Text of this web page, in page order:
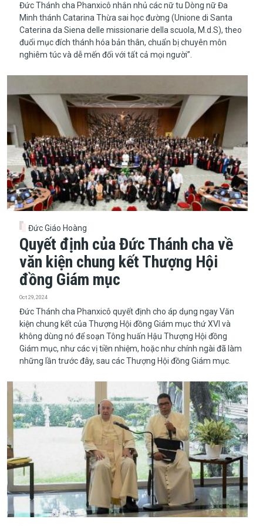
Đức Thánh cha Phanxicô nhắn nhủ các nữ tu Dòng nữ Đa
Minh thánh Catarina Thừa sai học đường (Unione di Santa
Caterina da Siena delle missionarie della scuola, M.d.S), theo
đuổi mục đích thánh hóa bản thân, chuẩn bị chuyên môn
nghiêm túc và dễ mến đối với tất cả mọi người”.
Đức Giáo Hoàng
Quyết định của Đức Thánh cha về
văn kiện chung kết Thượng Hội
đồng Giám mục
Oct 29, 2024
Đức Thánh cha Phanxicô quyết định cho áp dụng ngay Văn
kiện chung kết của Thượng Hội đồng Giám mục thứ XVI và
không dùng nó để soạn Tông huấn Hậu Thượng Hội đồng
Giám mục, như các vị tiền nhiệm, hoặc như chính ngài đã làm
những lần trước đây, sau các Thượng Hội đồng Giám mục.